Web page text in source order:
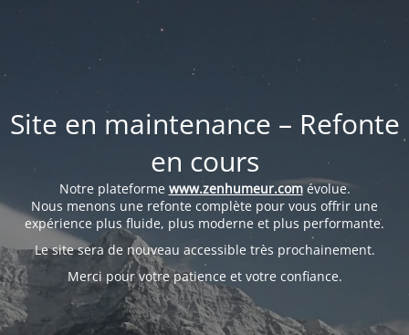
Site en maintenance – Refonte
en cours
Notre plateforme www.zenhumeur.comévolue.
Nous menons une refonte complète pour vous offrir une
expérience plus fluide, plus moderne et plus performante.
Le site sera de nouveau accessible très prochainement.
Merci pour votre patience et votre confiance.